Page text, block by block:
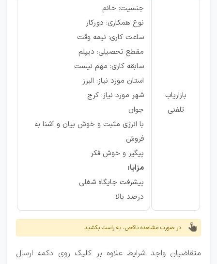
بازاریاب
تلفنی
جنسیت: خانم
نوع همکاری: دورکار
ساعت کاری: نیمه وقت
مقطع تحصیلی: دیپلم
سابقه کاری: مهم نیست
استان مورد نیاز: البرز
شهر مورد نیاز: کرج
جوان
با انرژی مثبت و خوش بیان و آشنا به
فروش
پیگیر و خوش فکر
مزایا:
پیشرفت جایگاه شغلی
درصد بالا
در صورت مشاهده ناقص، به راست بکشید
متقاضیان واجد شرایط علاوه بر کلیک روی دکمه ارسال